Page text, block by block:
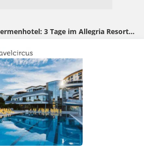
Tage im Allegria Resort inkl. VP & Therme ab 198€ pro Person